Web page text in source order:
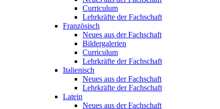
Curriculum
Lehrkräfte der Fachschaft
Französisch
Neues aus der Fachschaft
Bildergalerien
Curriculum
Lehrkräfte der Fachschaft
Italienisch
Neues aus der Fachschaft
Lehrkräfte der Fachschaft
Latein
Neues aus der Fachschaft